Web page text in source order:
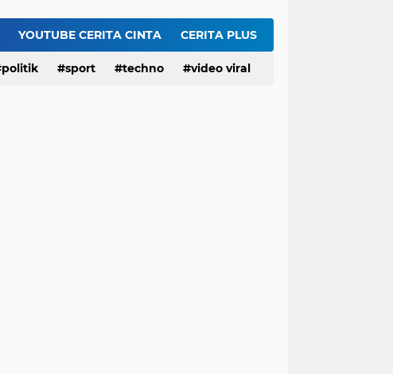
EDAN! Widhiyarini Pangestika Nakes di RS Mana? Viral Suruh Pasien BPJS Potong Nadi Biar Dapat Ruangan
YOUTUBE CERITA CINTA CERITA PLUS
politik sport techno video viral